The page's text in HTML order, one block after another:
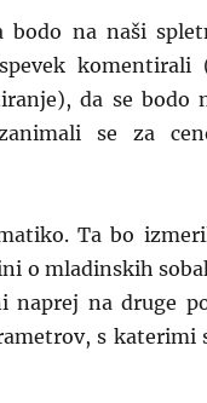
bodo na naši
komentirali
da se bodo
se za
Ta bo
o mladinskih
naprej na druge
s katerimi